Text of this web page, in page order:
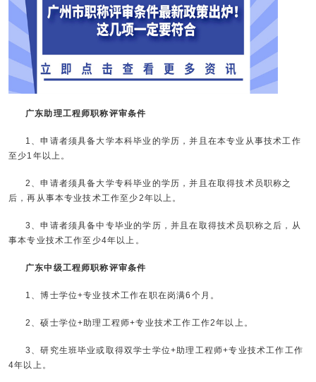
广东助理工程师职称评审条件
1、申请者须具备大学本科毕业的学历，并且在本专业从事技术工作
至少1年以上。
2、申请者须具备大学专科毕业的学历，并且在取得技术员职称之
后，再从事本专业技术工作至少2年以上。
3、申请者须具备中专毕业的学历，并且在取得技术员职称之后，从
事本专业技术工作至少4年以上。
广东中级工程师职称评审条件
1、博士学位+专业技术工作在职在岗满6个月。
2、硕士学位+助理工程师+专业技术工作工作2年以上。
3、研究生班毕业或取得双学士学位+助理工程师+专业技术工作工作
4年以上。